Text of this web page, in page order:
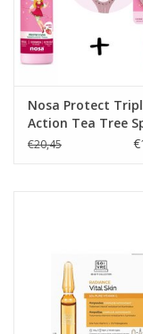
Nosa Protect
Action Tea Tree
Aardbei &
€20,45